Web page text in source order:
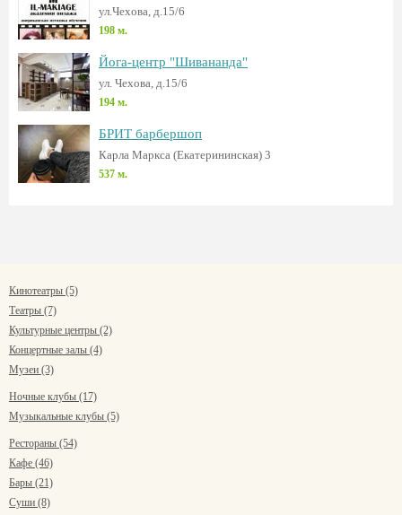
ул.Чехова, д.15/6
198 м.
Йога-центр "Шивананда"
ул. Чехова, д.15/6
194 м.
БРИТ барбершоп
Карла Маркса (Екатерининская) 3
537 м.
Кинотеатры (5)
Театры (7)
Культурные центры (2)
Концертные залы (4)
Музеи (3)
Ночные клубы (17)
Музыкальные клубы (5)
Рестораны (54)
Кафе (46)
Бары (21)
Суши (8)